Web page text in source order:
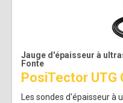
Jauge d'épaisseur à
Fonte
PosiTector UTG
Les sondes d'épaisseur